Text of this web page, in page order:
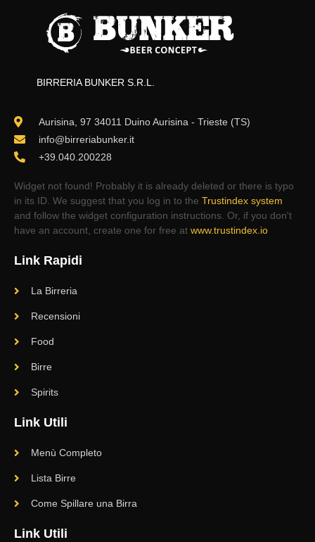
BIRRERIA BUNKER S.R.L.
Aurisina, 97 34011 Duino Aurisina - Trieste (TS)
info@birreriabunker.it
+39.040.200228
Widget not found! Probably it is already deleted or there is typo
in its ID. We suggest that you log in to the Trustindex system
and follow the widget configuration instructions. Or, if you don't
have an account, create one for free at www.trustindex.io
Link Rapidi
La Birreria
Recensioni
Food
Birre
Spirits
Link Utili
Menù Completo
Lista Birre
Come Spillare una Birra
Link Utili